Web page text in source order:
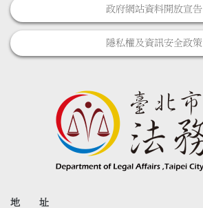
政府網站資料開放宣告
隱私權及資訊安全政策
地 址